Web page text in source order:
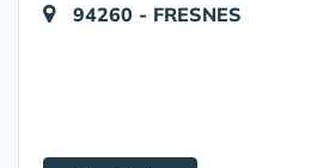
94260 - FRESNES